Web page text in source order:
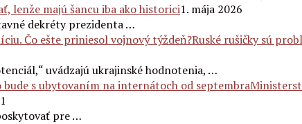
lenže majú šancu iba ako historici1. mája 2026
dekréty prezidenta …
Ruské rušičky sú
uvádzajú ukrajinské hodnotenia, …
pre …